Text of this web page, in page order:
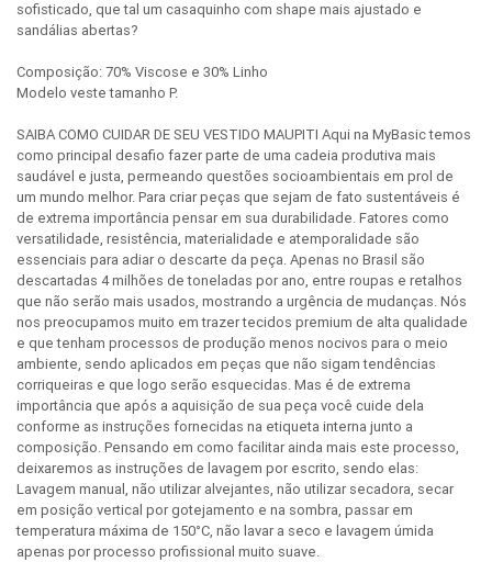
sofisticado, que tal um casaquinho com shape mais ajustado e
sandálias abertas?
Composição: 70% Viscose e 30% Linho
Modelo veste tamanho P.
SAIBA COMO CUIDAR DE SEU VESTIDO MAUPITI Aqui na MyBasic temos
como principal desafio fazer parte de uma cadeia produtiva mais
saudável e justa, permeando questões socioambientais em prol de
um mundo melhor. Para criar peças que sejam de fato sustentáveis é
de extrema importância pensar em sua durabilidade. Fatores como
versatilidade, resistência, materialidade e atemporalidade são
essenciais para adiar o descarte da peça. Apenas no Brasil são
descartadas 4 milhões de toneladas por ano, entre roupas e retalhos
que não serão mais usados, mostrando a urgência de mudanças. Nós
nos preocupamos muito em trazer tecidos premium de alta qualidade
e que tenham processos de produção menos nocivos para o meio
ambiente, sendo aplicados em peças que não sigam tendências
corriqueiras e que logo serão esquecidas. Mas é de extrema
importância que após a aquisição de sua peça você cuide dela
conforme as instruções fornecidas na etiqueta interna junto a
composição. Pensando em como facilitar ainda mais este processo,
deixaremos as instruções de lavagem por escrito, sendo elas:
Lavagem manual, não utilizar alvejantes, não utilizar secadora, secar
em posição vertical por gotejamento e na sombra, passar em
temperatura máxima de 150°C, não lavar a seco e lavagem úmida
apenas por processo profissional muito suave.